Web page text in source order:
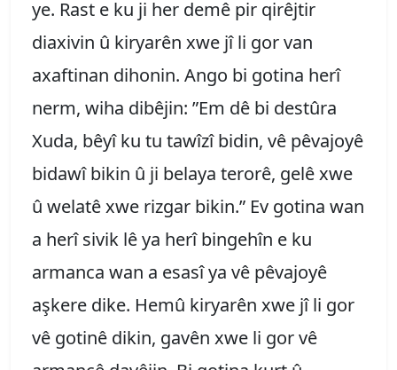
ye. Rast e ku ji her demê pir qirêjtir
diaxivin û kiryarên xwe jî li gor van
axaftinan dihonin. Ango bi gotina herî
nerm, wiha dibêjin: ”Em dê bi destûra
Xuda, bêyî ku tu tawîzî bidin, vê pêvajoyê
bidawî bikin û ji belaya terorê, gelê xwe
û welatê xwe rizgar bikin.” Ev gotina wan
a herî sivik lê ya herî bingehîn e ku
armanca wan a esasî ya vê pêvajoyê
aşkere dike. Hemû kiryarên xwe jî li gor
vê gotinê dikin, gavên xwe li gor vê